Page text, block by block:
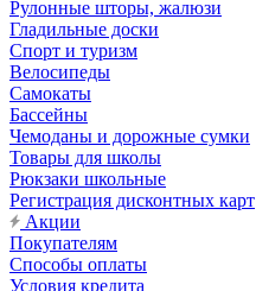
Рулонные шторы, жалюзи
Гладильные доски
Спорт и туризм
Велосипеды
Самокаты
Бассейны
Чемоданы и дорожные сумки
Товары для школы
Рюкзаки школьные
Регистрация дисконтных карт
Акции
Покупателям
Способы оплаты
Условия кредита